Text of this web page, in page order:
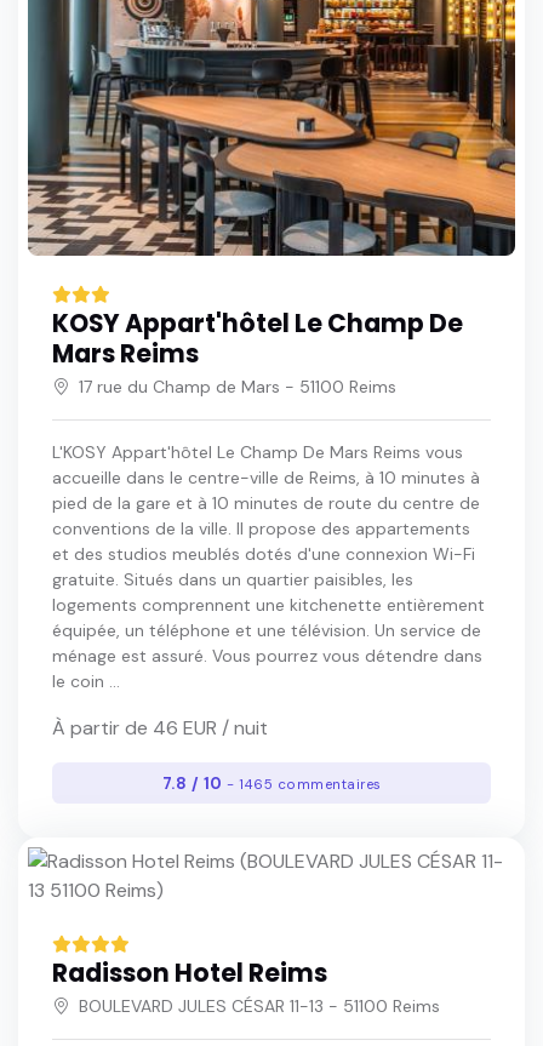
KOSY Appart'hôtel Le Champ De
Mars Reims
17 rue du Champ de Mars - 51100 Reims
L'KOSY Appart'hôtel Le Champ De Mars Reims vous
accueille dans le centre-ville de Reims, à 10 minutes à
pied de la gare et à 10 minutes de route du centre de
conventions de la ville. Il propose des appartements
et des studios meublés dotés d'une connexion Wi-Fi
gratuite. Situés dans un quartier paisibles, les
logements comprennent une kitchenette entièrement
équipée, un téléphone et une télévision. Un service de
ménage est assuré. Vous pourrez vous détendre dans
le coin ...
À partir de 46 EUR / nuit
7.8 / 10 - 1465 commentaires
Radisson Hotel Reims
BOULEVARD JULES CÉSAR 11-13 - 51100 Reims